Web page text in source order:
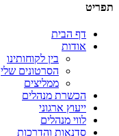
תפריט
דף הבית
אודות
בין לקוחותינו
הסרטונים שלי
ממליצים
הכשרת מנהלים
ייעוץ ארגוני
לווי מנהלים
סדנאות והדרכות